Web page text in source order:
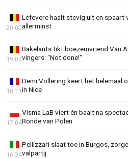
Lefevere haalt stevig uit en spaart
allerminst
20:00
Bakelants tikt boezemvriend Van
vingers: "Not done!"
19:04
Demi Vollering keert het helemaal
in Nice
18:11
Visma LaB viert én baalt na
Ronde van Polen
17:04
Pellizzari slaat toe in Burgos,
valpartij
16:34